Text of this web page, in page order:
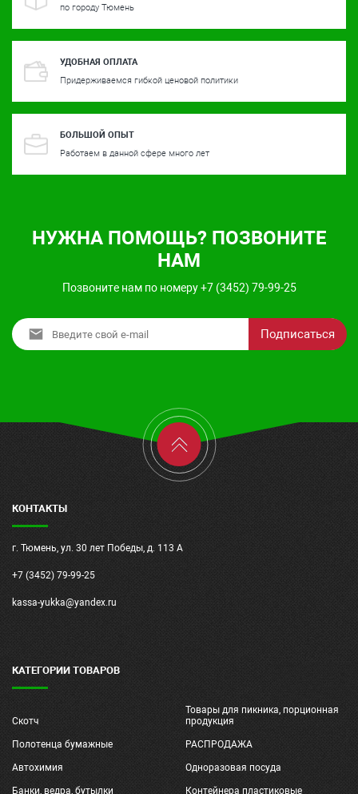
по городу Тюмень
УДОБНАЯ ОПЛАТА
Придерживаемся гибкой ценовой политики
БОЛЬШОЙ ОПЫТ
Работаем в данной сфере много лет
НУЖНА ПОМОЩЬ? ПОЗВОНИТЕ
НАМ
Позвоните нам по номеру +7 (3452) 79-99-25
Подписаться
КОНТАКТЫ
г. Тюмень, ул. 30 лет Победы, д. 113 А
+7 (3452) 79-99-25
kassa-yukka@yandex.ru
КАТЕГОРИИ ТОВАРОВ
Скотч
Товары для пикника, порционная
продукция
Полотенца бумажные РАСПРОДАЖА
Автохимия Одноразовая посуда
Банки, ведра, бутылки Контейнера пластиковые